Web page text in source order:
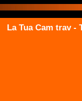
La Tua Cam trav -